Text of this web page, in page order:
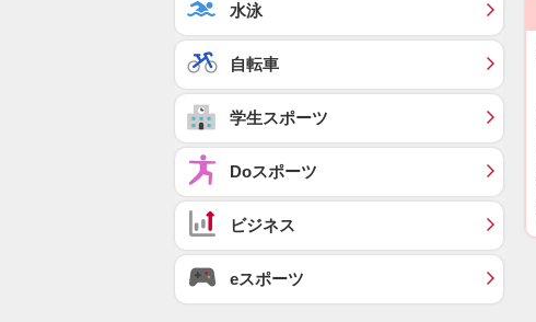
水泳
自転車
学生スポーツ
Doスポーツ
ビジネス
eスポーツ